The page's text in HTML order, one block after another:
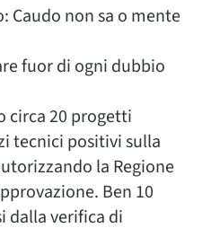
Caudo non sa o mente
fuor di ogni dubbio
circa 20 progetti
tecnici positivi sulla
la Regione
Ben 10
dalla verifica di